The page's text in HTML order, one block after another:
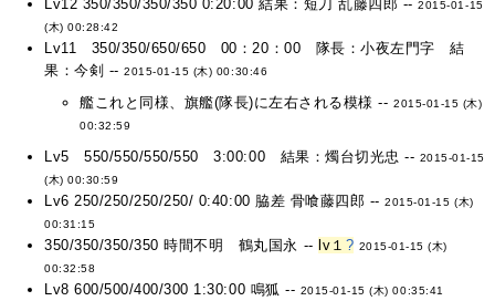
Lv12 350/350/350/350 0:20:00 結果：短刀 乱藤四郎 --2015-01-15
(木) 00:28:42
Lv11 350/350/650/650 00：20：00 隊長：小夜左門字 結
果：今剣 --2015-01-15 (木) 00:30:46
艦これと同様、旗艦(隊長)に左右される模様 -- 2015-01-15 (木)
00:32:59
Lv5 550/550/550/550 3:00:00 結果：燭台切光忠 -- 2015-01-15
(木) 00:30:59
Lv6 250/250/250/250/ 0:40:00 脇差 骨喰藤四郎 --2015-01-15 (木)
00:31:15
350/350/350/350 時間不明 鶴丸国永 -- lv１ ? 2015-01-15 (木)
00:32:58
Lv8 600/500/400/300 1:30:00 鳴狐 -- 2015-01-15 (木) 00:35:41